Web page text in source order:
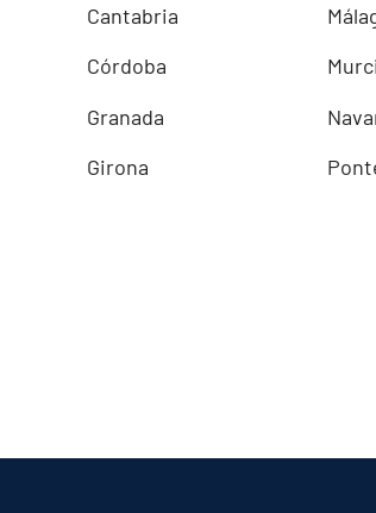
Cantabria
Córdoba
Granada
Girona